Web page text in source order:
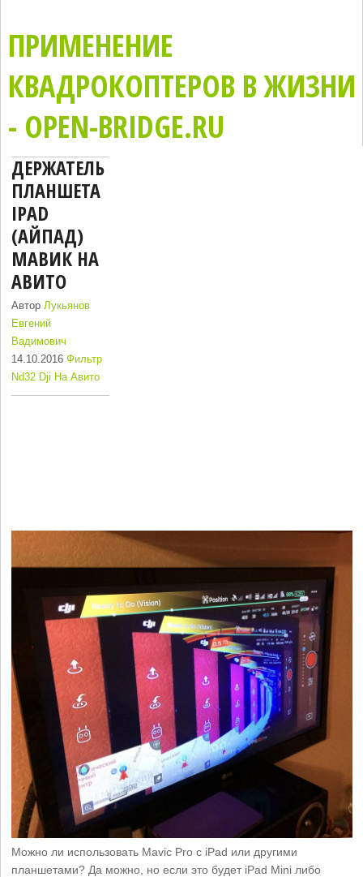
ПРИМЕНЕНИЕ
КВАДРОКОПТЕРОВ В ЖИЗНИ
- OPEN-BRIDGE.RU
ДЕРЖАТЕЛЬ
ПЛАНШЕТА
IPAD
(АЙПАД)
МАВИК НА
АВИТО
АвторЛукьянов
Евгений
Вадимович
14.10.2016Фильтр
Nd32 Dji На Авито
Можно ли использовать Mavic Pro с iPad или другими
планшетами? Да можно, но если это будет iPad Mini либо